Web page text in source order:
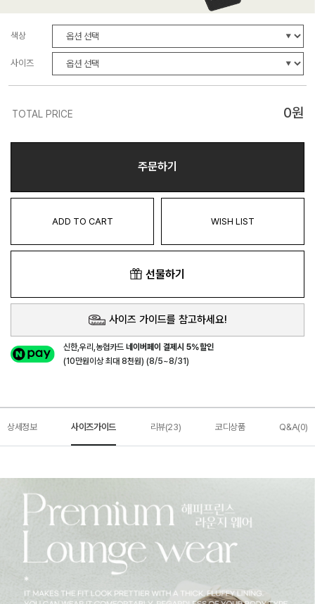
색상
사이즈
TOTAL PRICE 0원
주문하기
ADD TO CART WISH LIST
선물하기
사이즈 가이드를 참고하세요!
신한,우리,농협카드네이버페이 결제시 5%할인
(10만원이상 최대 8천원) (8/5~8/31)
상세정보 사이즈가이드 리뷰(23) 코디상품 Q&A(0)